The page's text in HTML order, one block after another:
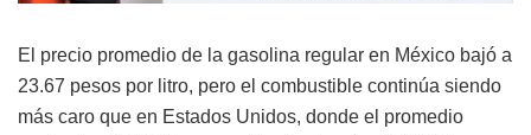
El precio promedio de la gasolina regular en México bajó a
23.67 pesos por litro, pero el combustible continúa siendo
más caro que en Estados Unidos, donde el promedio